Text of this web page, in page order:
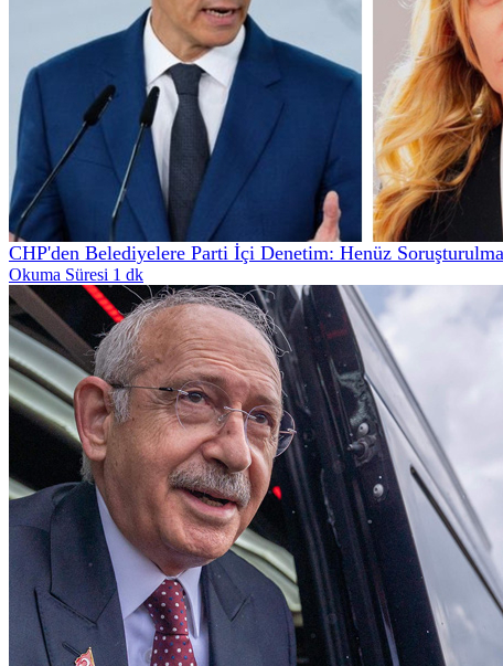
CHP'den Belediyelere Parti İçi Denetim: Henüz
Okuma Süresi 1 dk